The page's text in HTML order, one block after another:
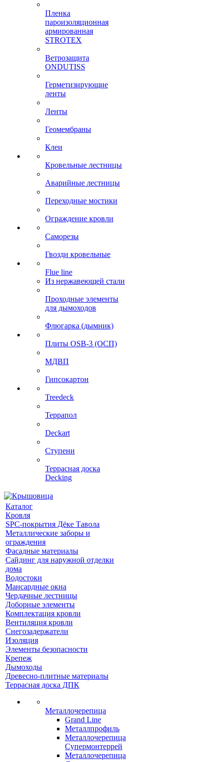
Пленка
пароизоляционная
армированная
STROTEX
Ветрозащита
ONDUTISS
Герметизирующие
ленты
Ленты
Геомембраны
Клеи
Кровельные лестницы
Аварийные лестницы
Переходные мостики
Ограждение кровли
Саморезы
Гвозди кровельные
Flue line
Из нержавеющей стали
Проходные элементы
для дымоходов
Флюгарка (дымник)
Плиты OSB-3 (ОСП)
МДВП
Гипсокартон
Treedeck
Террапол
Deckart
Ступени
Террасная доска
Decking
Каталог
Кровля
SPC-покрытия Дёке Тавола
Металлические заборы и
ограждения
Фасадные материалы
Сайдинг для наружной отделки
дома
Водостоки
Мансардные окна
Чердачные лестницы
Доборные элементы
Комплектация кровли
Вентиляция кровли
Снегозадержатели
Изоляция
Элементы безопасности
Крепеж
Дымоходы
Древесно-плитные материалы
Террасная доска ДПК
Металлочерепица
Grand Line
Металлпрофиль
Металлочерепица
Супермонтеррей
Металлочерепица